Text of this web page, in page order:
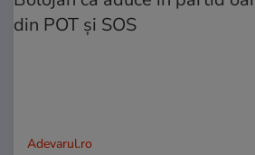
Adevarul.ro